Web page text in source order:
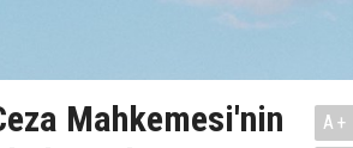
Mahkemesi'nin
A+